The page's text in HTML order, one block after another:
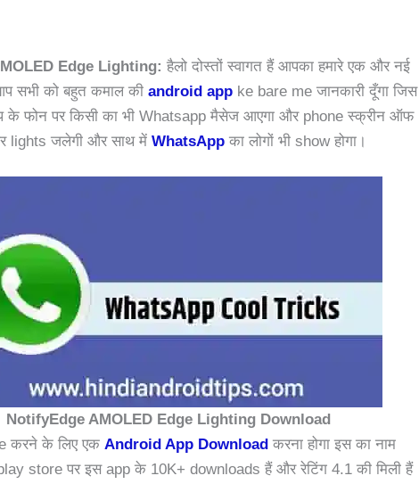
Edge Lighting: हैलो दोस्तों स्वागत हैं आपका हमारे एक और नई
सभी को बहुत कमाल की android app ke bare me जानकारी दूँगा जिस
के फोन पर किसी का भी Whatsapp मैसेज आएगा और phone स्क्रीन ऑफ
पर lights जलेगी और साथ मेंWhatsApp का लोगों भी show होगा।
NotifyEdge AMOLED Edge Lighting Download
करने के लिए एक Android App Download करना होगा इस का नाम
store पर इस app के 10K+ downloads हैं और रेटिंग 4.1 की मिली हैं